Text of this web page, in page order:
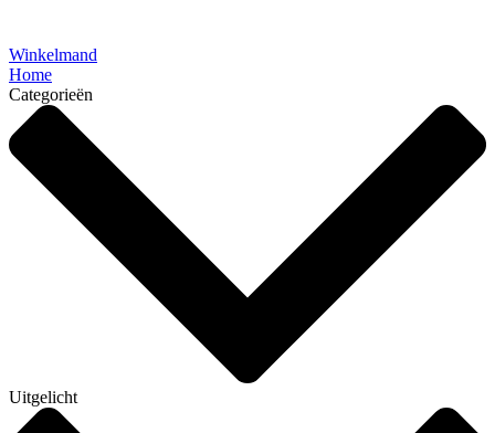
Winkelmand
Home
Categorieën
Uitgelicht